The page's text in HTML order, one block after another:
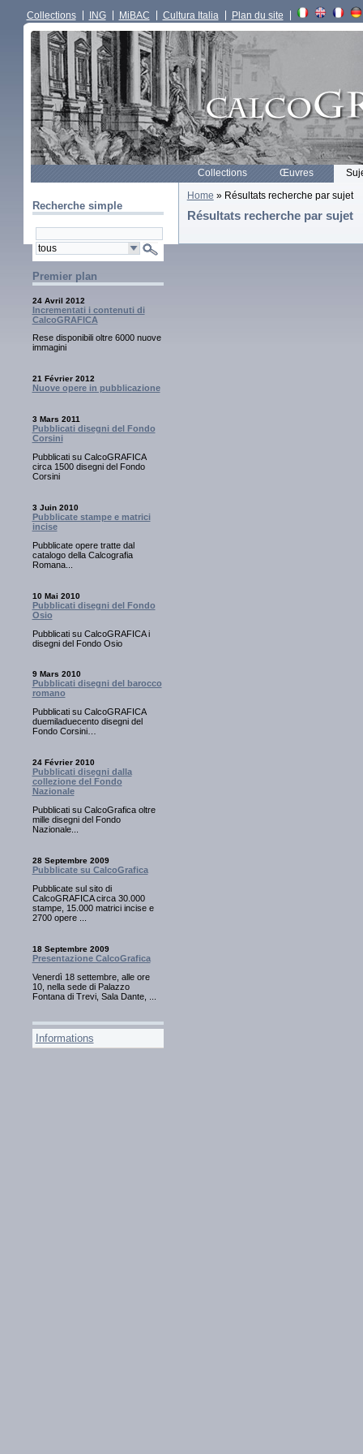
Collections ING MiBAC Cultura Italia Plan du site
Collections Œuvres
Recherche simple
Premier plan
24 Avril 2012
Incrementati i contenuti di
CalcoGRAFICA
Rese disponibili oltre 6000 nuove
immagini
21 Février 2012
Nuove opere in pubblicazione
3 Mars 2011
Pubblicati disegni del Fondo
Corsini
Pubblicati su CalcoGRAFICA
circa 1500 disegni del Fondo
Corsini
3 Juin 2010
Pubblicate stampe e matrici
incise
Pubblicate opere tratte dal
catalogo della Calcografia
Romana...
10 Mai 2010
Pubblicati disegni del Fondo
Osio
Pubblicati su CalcoGRAFICA i
disegni del Fondo Osio
9 Mars 2010
Pubblicati disegni del barocco
romano
Pubblicati su CalcoGRAFICA
duemiladuecento disegni del
Fondo Corsini…
24 Février 2010
Pubblicati disegni dalla
collezione del Fondo
Nazionale
Pubblicati su CalcoGrafica oltre
mille disegni del Fondo
Nazionale...
28 Septembre 2009
Pubblicate su CalcoGrafica
Pubblicate sul sito di
CalcoGRAFICA circa 30.000
stampe, 15.000 matrici incise e
2700 opere ...
18 Septembre 2009
Presentazione CalcoGrafica
Venerdì 18 settembre, alle ore
10, nella sede di Palazzo
Fontana di Trevi, Sala Dante, ...
Informations
Home » Résultats recherche par sujet
Résultats recherche par sujet